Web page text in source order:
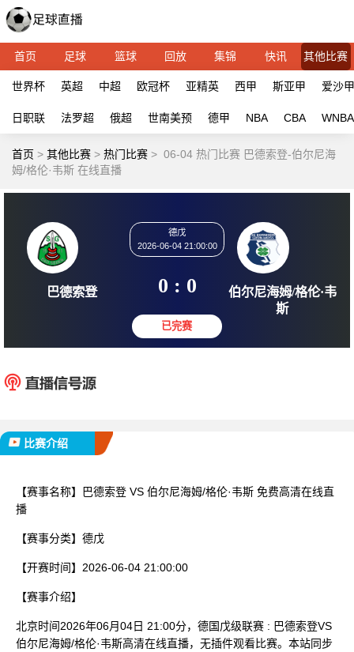
首页 足球 篮球 回放 集锦 快讯 其他比赛
世界杯 英超 中超 欧冠杯 亚精英 西甲 斯亚甲 爱沙甲
日职联 法罗超 俄超 世南美预 德甲 NBA CBA WNBA
首页 > 其他比赛 > 热门比赛 > 06-04 热门比赛 巴德索登-伯尔尼海
姆/格伦·韦斯 在线直播
2026-06-04 21:00:00
0 : 0
比赛介绍
【赛事名称】
巴德索登 VS 伯尔尼海姆/格伦·韦斯 免费高清在线直
播
【赛事分类】 德戊
【开赛时间】 2026-06-04 21:00:00
【赛事介绍】
北京时间2026年06月04日 21:00分，德国戊级联赛 : 巴德索登VS
伯尔尼海姆/格伦·韦斯高清在线直播，无插件观看比赛。本站同步